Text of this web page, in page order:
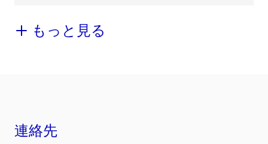
もっと見る
連絡先